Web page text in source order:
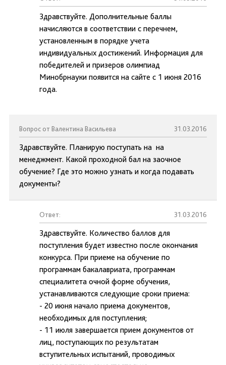
Здравствуйте. Дополнительные баллы
начисляются в соответствии с перечнем,
установленным в порядке учета
индивидуальных достижений. Информация для
победителей и призеров олимпиад
Минобрнауки появится на сайте с 1 июня 2016
года.
Вопрос от Валентина Васильева 31.03.2016
Здравствуйте. Планирую поступать на на
менеджмент. Какой проходной бал на заочное
обучение? Где это можно узнать и когда подавать
документы?
Ответ: 31.03.2016
Здравствуйте. Количество баллов для
поступления будет известно после окончания
конкурса. При приеме на обучение по
программам бакалавриата, программам
специалитета очной форме обучения,
устанавливаются следующие сроки приема:
- 20 июня начало приема документов,
необходимых для поступления;
- 11 июля завершается прием документов от
лиц, поступающих по результатам
вступительных испытаний, проводимых